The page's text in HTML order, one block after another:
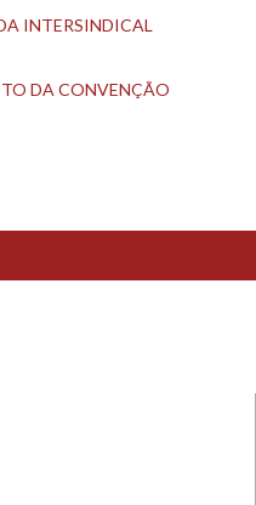
INTERSINDICAL
DA CONVENÇÃO